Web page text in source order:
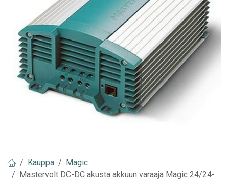
Kauppa
Magic
Mastervolt DC-DC akusta akkuun varaaja Magic 24/24-